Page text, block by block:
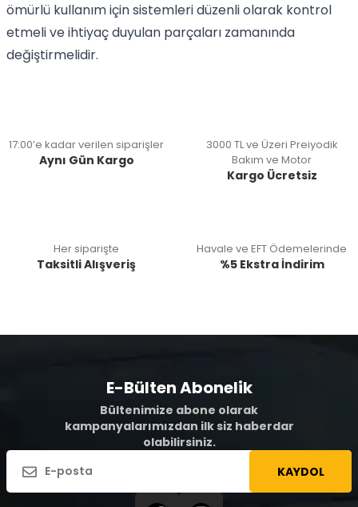
ömürlü kullanım için sistemleri düzenli olarak kontrol
etmeli ve ihtiyaç duyulan parçaları zamanında
değiştirmelidir.
17:00’e kadar verilen siparişler
Aynı Gün Kargo
3000 TL ve Üzeri Preiyodik
Bakım ve Motor
Kargo Ücretsiz
Her siparişte
Taksitli Alışveriş
Havale ve EFT Ödemelerinde
%5 Ekstra İndirim
E-Bülten Abonelik
Bültenimize abone olarak
kampanyalarımızdan ilk siz haberdar
olabilirsiniz.
KAYDOL